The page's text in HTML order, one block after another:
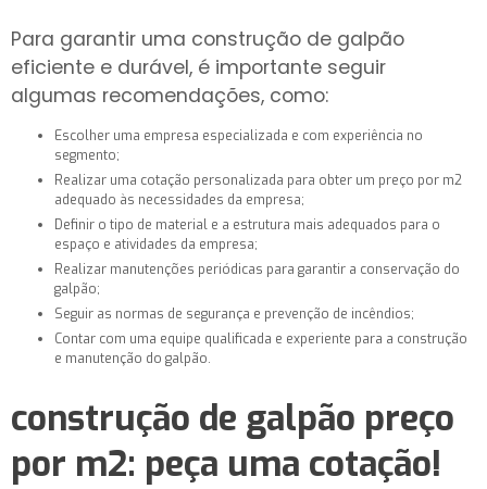
Para garantir uma construção de galpão
eficiente e durável, é importante seguir
algumas recomendações, como:
Escolher uma empresa especializada e com experiência no
segmento;
Realizar uma cotação personalizada para obter um preço por m2
adequado às necessidades da empresa;
Definir o tipo de material e a estrutura mais adequados para o
espaço e atividades da empresa;
Realizar manutenções periódicas para garantir a conservação do
galpão;
Seguir as normas de segurança e prevenção de incêndios;
Contar com uma equipe qualificada e experiente para a construção
e manutenção do galpão.
construção de galpão preço
por m2: peça uma cotação!